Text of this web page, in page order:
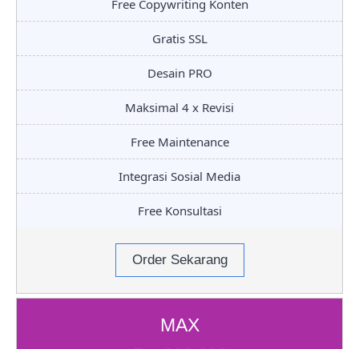
Free Copywriting Konten
Gratis SSL
Desain PRO
Maksimal 4 x Revisi
Free Maintenance
Integrasi Sosial Media
Free Konsultasi
Order Sekarang
MAX